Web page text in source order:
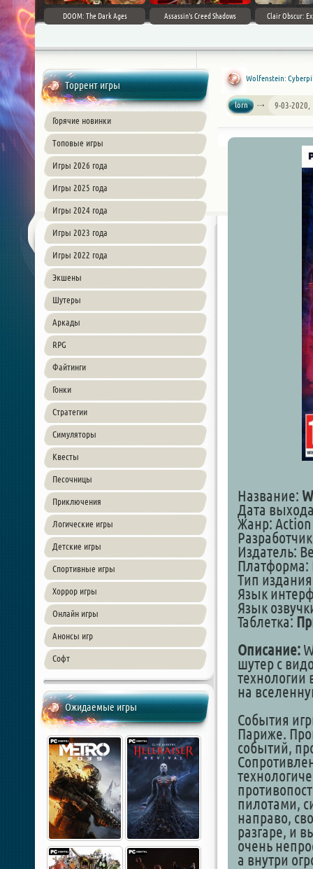
DOOM: The Dark Ages Assassin's Creed Shadows Clair Obscur:
Торрент игры
Горячие новинки
Топовые игры
Игры 2026 года
Игры 2025 года
Игры 2024 года
Игры 2023 года
Игры 2022 года
Экшены
Шутеры
Аркады
RPG
Файтинги
Гонки
Стратегии
Симуляторы
Квесты
Песочницы
Приключения
Логические игры
Детские игры
Спортивные игры
Хоррор игры
Онлайн игры
Анонсы игр
Софт
Ожидаемые игры
Wolfenstein:
lorn 9-03-2020,
Название:
Дата
Жанр: Action
Издатель:
Платформа:
Тип
Язык
Язык
Таблетка:
Описание:
шутер с
технологии
на
События
Париже.
событий,
пилотами,
направо,
разгаре, и
очень
а внутри